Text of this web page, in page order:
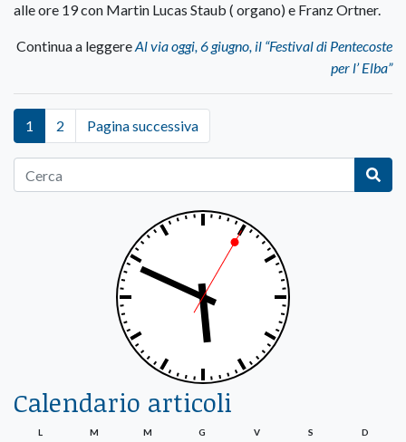
alle ore 19 con Martin Lucas Staub ( organo) e Franz Ortner.
Continua a leggereAl via oggi, 6 giugno, il “Festival di Pentecoste
per l’ Elba”
1 2 Pagina successiva
Calendario articoli
L M M G V S D